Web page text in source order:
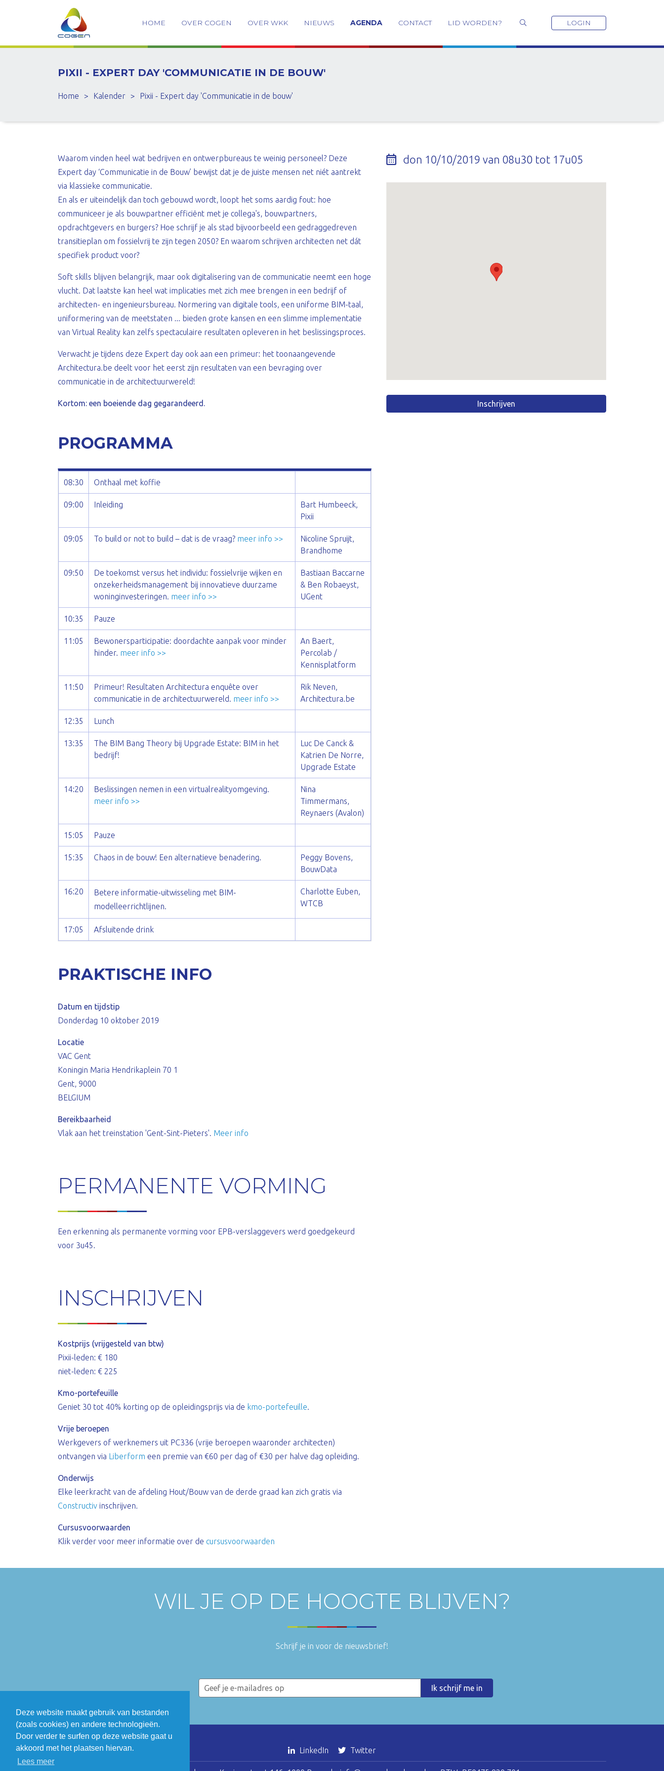
Deze website maakt gebruik van bestanden
(zoals cookies) en andere technologieën.
Door verder te surfen op deze website gaat u
akkoord met het plaatsen hiervan.
Lees meer
HOME OVER COGEN OVER WKK NIEUWS AGENDA CONTACT LID WORDEN? LOGIN
PIXII - EXPERT DAY 'COMMUNICATIE IN DE BOUW'
Home > Kalender > Pixii - Expert day 'Communicatie in de bouw'
Waarom vinden heel wat bedrijven en ontwerpbureaus te weinig personeel? Deze
Expert day ‘Communicatie in de Bouw’ bewijst dat je de juiste mensen net niét aantrekt
via klassieke communicatie.
En als er uiteindelijk dan toch gebouwd wordt, loopt het soms aardig fout: hoe
communiceer je als bouwpartner efficiënt met je collega's, bouwpartners,
opdrachtgevers en burgers? Hoe schrijf je als stad bijvoorbeeld een gedraggedreven
transitieplan om fossielvrij te zijn tegen 2050? En waarom schrijven architecten net dát
specifiek product voor?
Soft skills blijven belangrijk, maar ook digitalisering van de communicatie neemt een hoge
vlucht. Dat laatste kan heel wat implicaties met zich mee brengen in een bedrijf of
architecten- en ingenieursbureau. Normering van digitale tools, een uniforme BIM-taal,
uniformering van de meetstaten ... bieden grote kansen en een slimme implementatie
van Virtual Reality kan zelfs spectaculaire resultaten opleveren in het beslissingsproces.
Verwacht je tijdens deze Expert day ook aan een primeur: het toonaangevende
Architectura.be deelt voor het eerst zijn resultaten van een bevraging over
communicatie in de architectuurwereld!
Kortom: een boeiende dag gegarandeerd.
PROGRAMMA
08:30 Onthaal met koffie
09:00 Inleiding
Bart Humbeeck,
Pixii
09:05 To build or not to build – dat is de vraag? meer info >>
Nicoline Spruijt,
Brandhome
09:50
De toekomst versus het individu: fossielvrije wijken en
onzekerheidsmanagement bij innovatieve duurzame
woninginvesteringen. meer info >>
Bastiaan Baccarne
& Ben Robaeyst,
UGent
10:35 Pauze
11:05
Bewonersparticipatie: doordachte aanpak voor minder
hinder. meer info >>
An Baert,
Percolab /
Kennisplatform
11:50
Primeur! Resultaten Architectura enquête over
communicatie in de architectuurwereld. meer info >>
Rik Neven,
Architectura.be
12:35 Lunch
13:35
The BIM Bang Theory bij Upgrade Estate: BIM in het
bedrijf!
Luc De Canck &
Katrien De Norre,
Upgrade Estate
14:20
Beslissingen nemen in een virtualrealityomgeving.
meer info >>
Nina
Timmermans,
Reynaers (Avalon)
15:05 Pauze
15:35 Chaos in de bouw! Een alternatieve benadering.
Peggy Bovens,
BouwData
16:20
Betere informatie-uitwisseling met BIM-
modelleerrichtlijnen.
Charlotte Euben,
WTCB
17:05 Afsluitende drink
PRAKTISCHE INFO
Datum en tijdstip
Donderdag 10 oktober 2019
Locatie
VAC Gent
Koningin Maria Hendrikaplein 70 1
Gent, 9000
BELGIUM
Bereikbaarheid
Vlak aan het treinstation 'Gent-Sint-Pieters'. Meer info
PERMANENTE VORMING
Een erkenning als permanente vorming voor EPB-verslaggevers werd goedgekeurd
voor 3u45.
INSCHRIJVEN
Kostprijs (vrijgesteld van btw)
Pixii-leden: € 180
niet-leden: € 225
Kmo-portefeuille
Geniet 30 tot 40% korting op de opleidingsprijs via de kmo-portefeuille
Vrije beroepen
Werkgevers of werknemers uit PC336 (vrije beroepen waaronder architecten)
ontvangen via Liberform een premie van €60 per dag of €30 per halve dag opleiding.
Onderwijs
Elke leerkracht van de afdeling Hout/Bouw van de derde graad kan zich gratis via
Constructiv inschrijven.
Cursusvoorwaarden
Klik verder voor meer informatie over de cursusvoorwaarden
don 10/10/2019 van 08u30 tot 17u05
Inschrijven
WIL JE OP DE HOOGTE BLIJVEN?
Schrijf je in voor de nieuwsbrief!
LinkedIn Twitter